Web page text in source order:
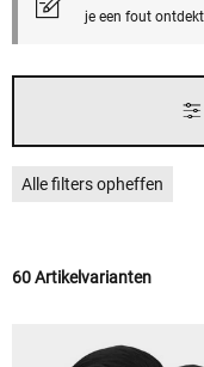
je een fout
Alle filters opheffen
60 Artikelvarianten